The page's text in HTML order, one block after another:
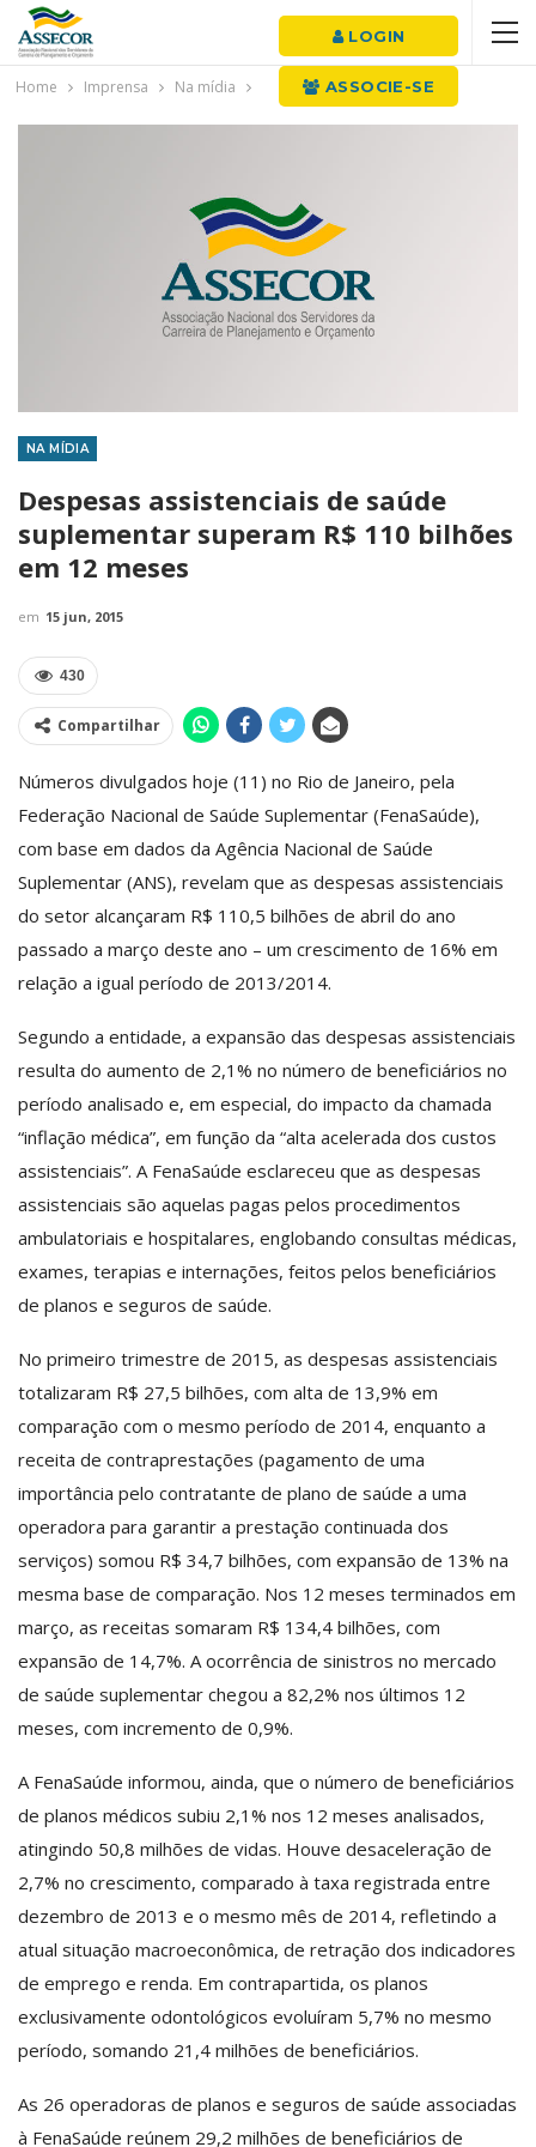
LOGIN
ASSOCIE-SE
Home Imprensa Na mídia
NA MÍDIA
Despesas assistenciais de saúde
suplementar superam R$ 110 bilhões
em 12 meses
em 15 jun, 2015
430
Compartilhar
Números divulgados hoje (11) no Rio de Janeiro, pela
Federação Nacional de Saúde Suplementar (FenaSaúde),
com base em dados da Agência Nacional de Saúde
Suplementar (ANS), revelam que as despesas assistenciais
do setor alcançaram R$ 110,5 bilhões de abril do ano
passado a março deste ano – um crescimento de 16% em
relação a igual período de 2013/2014.
Segundo a entidade, a expansão das despesas assistenciais
resulta do aumento de 2,1% no número de beneficiários no
período analisado e, em especial, do impacto da chamada
“inflação médica”, em função da “alta acelerada dos custos
assistenciais”. A FenaSaúde esclareceu que as despesas
assistenciais são aquelas pagas pelos procedimentos
ambulatoriais e hospitalares, englobando consultas médicas,
exames, terapias e internações, feitos pelos beneficiários
de planos e seguros de saúde.
No primeiro trimestre de 2015, as despesas assistenciais
totalizaram R$ 27,5 bilhões, com alta de 13,9% em
comparação com o mesmo período de 2014, enquanto a
receita de contraprestações (pagamento de uma
importância pelo contratante de plano de saúde a uma
operadora para garantir a prestação continuada dos
serviços) somou R$ 34,7 bilhões, com expansão de 13% na
mesma base de comparação. Nos 12 meses terminados em
março, as receitas somaram R$ 134,4 bilhões, com
expansão de 14,7%. A ocorrência de sinistros no mercado
de saúde suplementar chegou a 82,2% nos últimos 12
meses, com incremento de 0,9%.
A FenaSaúde informou, ainda, que o número de beneficiários
de planos médicos subiu 2,1% nos 12 meses analisados,
atingindo 50,8 milhões de vidas. Houve desaceleração de
2,7% no crescimento, comparado à taxa registrada entre
dezembro de 2013 e o mesmo mês de 2014, refletindo a
atual situação macroeconômica, de retração dos indicadores
de emprego e renda. Em contrapartida, os planos
exclusivamente odontológicos evoluíram 5,7% no mesmo
período, somando 21,4 milhões de beneficiários.
As 26 operadoras de planos e seguros de saúde associadas
à FenaSaúde reúnem 29,2 milhões de beneficiários de